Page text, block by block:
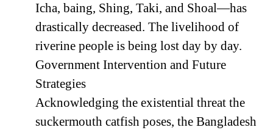
Icha, baing, Shing, Taki, and Shoal—has
drastically decreased. The livelihood of
riverine people is being lost day by day.
Government Intervention and Future
Strategies
Acknowledging the existential threat the
suckermouth catfish poses, the Bangladesh